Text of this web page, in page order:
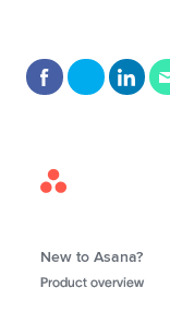
Asana
New to Asana?
Product overview